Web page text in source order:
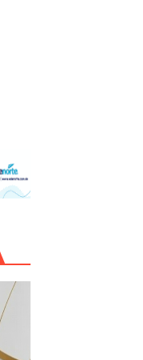
de un ataque.